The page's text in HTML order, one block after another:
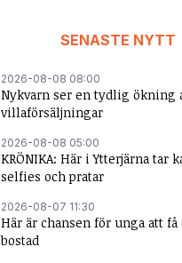
SENASTE NYTT
2026-08-08 08:00
Nykvarn ser en tydlig ökning
villaförsäljningar
2026-08-08 05:00
KRÖNIKA: Här i Ytterjärna tar
selfies och pratar
2026-08-07 11:30
Här är chansen för unga att få
bostad